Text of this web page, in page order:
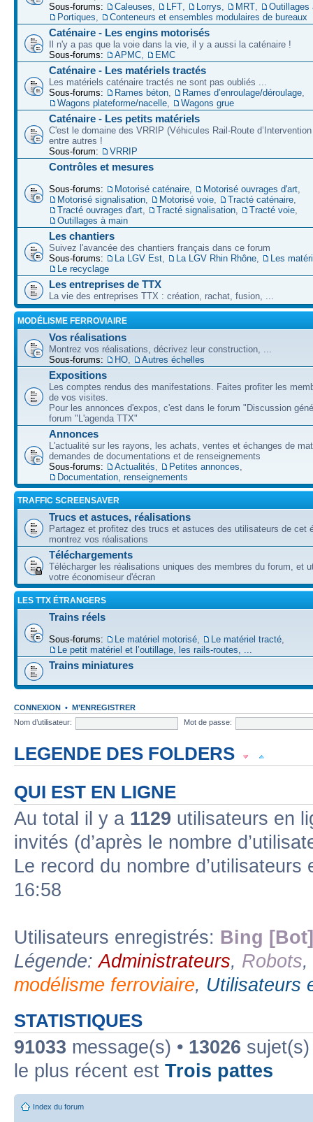
Sous-forums:
Caleuses LFT Lorrys MRT
Outillages
Portiques
Conteneurs et ensembles modulaires de bureaux
Caténaire - Les engins motorisés
Il n'y a pas que la voie dans la vie, il y a aussi la caténaire !
Sous-forums:
APMC EMC
Caténaire - Les matériels tractés
Les matériels caténaire tractés ne sont pas oubliés ...
Sous-forums:
Rames béton Rames d’enroulage/déroulage
Wagons plateforme/nacelle
Wagons grue
Caténaire - Les petits matériels
C'est le domaine des VRRIP (Véhicules Rail-Route
entre autres !
Sous-forum:
VRRIP
Contrôles et mesures
Sous-forums: Motorisé caténaire Motorisé ouvrages d'art
Motorisé signalisation
Motorisé voie Tracté caténaire
Tracté ouvrages d'art
Tracté signalisation Tracté voie
Outillages à main
Les chantiers
Suivez l'avancée des chantiers français dans ce forum
Sous-forums:
La LGV Est La LGV Rhin Rhône
Les
Le recyclage
Les entreprises de TTX
La vie des entreprises TTX : création, rachat, fusion, ...
MODÉLISME FERROVIAIRE
Vos réalisations
Montrez vos réalisations, décrivez leur construction, ...
Sous-forums:
HO Autres échelles
Expositions
Les comptes rendus des manifestations. Faites profiter les
de vos visites.
Pour les annonces d'expos, c'est dans le forum "Discussion
forum "L'agenda TTX"
Annonces
L'actualité sur les rayons, les achats, ventes et échanges de
demandes de documentations et de renseignements
Sous-forums:
Actualités Petites annonces
Documentation, renseignements
TRAFFIC SCREENSAVER
Trucs et astuces, réalisations
Partagez et profitez des trucs et astuces des utilisateurs de cet
montrez vos réalisations
Téléchargements
Télécharger les réalisations uniques des membres du forum, et
votre économiseur d'écran
LES TTX ÉTRANGERS
Trains réels
Sous-forums: Le matériel motorisé Le matériel tracté
Le petit matériel et l’outillage, les rails-routes, ...
Trains miniatures
CONNEXION • M’ENREGISTRER
Nom d’utilisateur:
Mot de passe:
LEGENDE DES FOLDERS
Forum non lu Forum fermé, non lu Forum avec sous-forum non lu
Forum lien Sous-forum lu Sous-forum non lu
QUI EST EN LIGNE
Au total il y a 1129 utilisateurs en
invités (d’après le nombre
Le record du nombre
16:58
Utilisateurs enregistrés: Bing [Bot]
Légende:Administrateurs, Robots,
modélisme ferroviaire, Utilisateurs
STATISTIQUES
91033 message(s) • 13026
le plus récent est Trois pattes
Index du forum